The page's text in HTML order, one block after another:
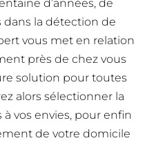
d’années, de
dans la détection de
vous met en relation
près de chez vous
solution pour toutes
alors sélectionner la
vos envies, pour enfin
de votre domicile